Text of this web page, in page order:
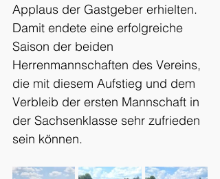
Applaus der Gastgeber erhielten.
Damit endete eine erfolgreiche
Saison der beiden
Herrenmannschaften des Vereins,
die mit diesem Aufstieg und dem
Verbleib der ersten Mannschaft in
der Sachsenklasse sehr zufrieden
sein können.